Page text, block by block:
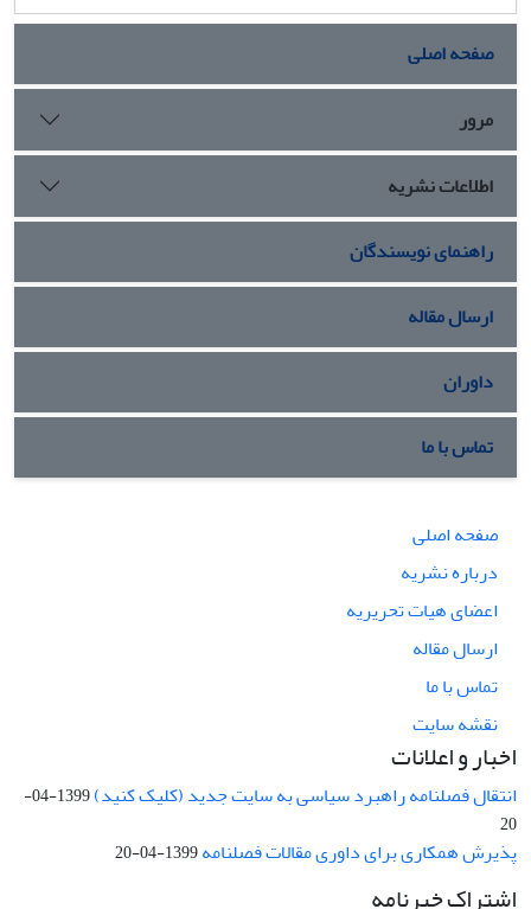
صفحه اصلی
مرور
اطلاعات نشریه
راهنمای نویسندگان
ارسال مقاله
داوران
تماس با ما
صفحه اصلی
درباره نشریه
اعضای هیات تحریریه
ارسال مقاله
تماس با ما
نقشه سایت
اخبار و اعلانات
انتقال فصلنامه راهبرد سیاسی به سایت جدید (کلیک کنید)
1399-04-
20
پذیرش همکاری برای داوری مقالات فصلنامه1399-04-20
اشتراک خبرنامه